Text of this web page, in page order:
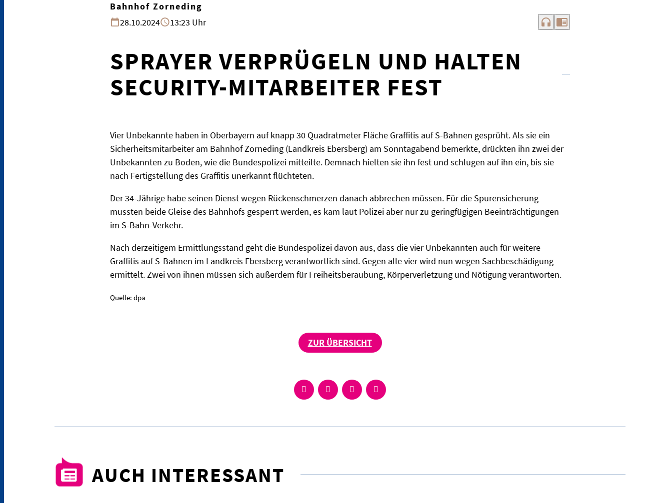
Bahnhof Zorneding
28.10.2024
13:23 Uhr headphones chrome_reader_mode
SPRAYER VERPRÜGELN UND HALTEN
SECURITY-MITARBEITER FEST
Vier Unbekannte haben in Oberbayern auf knapp 30 Quadratmeter Fläche Graffitis auf S-Bahnen gesprüht. Als sie ein
Sicherheitsmitarbeiter am Bahnhof Zorneding (Landkreis Ebersberg) am Sonntagabend bemerkte, drückten ihn zwei der
Unbekannten zu Boden, wie die Bundespolizei mitteilte. Demnach hielten sie ihn fest und schlugen auf ihn ein, bis sie
nach Fertigstellung des Graffitis unerkannt flüchteten.
Der 34-Jährige habe seinen Dienst wegen Rückenschmerzen danach abbrechen müssen. Für die Spurensicherung
mussten beide Gleise des Bahnhofs gesperrt werden, es kam laut Polizei aber nur zu geringfügigen Beeinträchtigungen
im S-Bahn-Verkehr.
Nach derzeitigem Ermittlungsstand geht die Bundespolizei davon aus, dass die vier Unbekannten auch für weitere
Graffitis auf S-Bahnen im Landkreis Ebersberg verantwortlich sind. Gegen alle vier wird nun wegen Sachbeschädigung
ermittelt. Zwei von ihnen müssen sich außerdem für Freiheitsberaubung, Körperverletzung und Nötigung verantworten.
Quelle: dpa
ZUR ÜBERSICHT
AUCH INTERESSANT